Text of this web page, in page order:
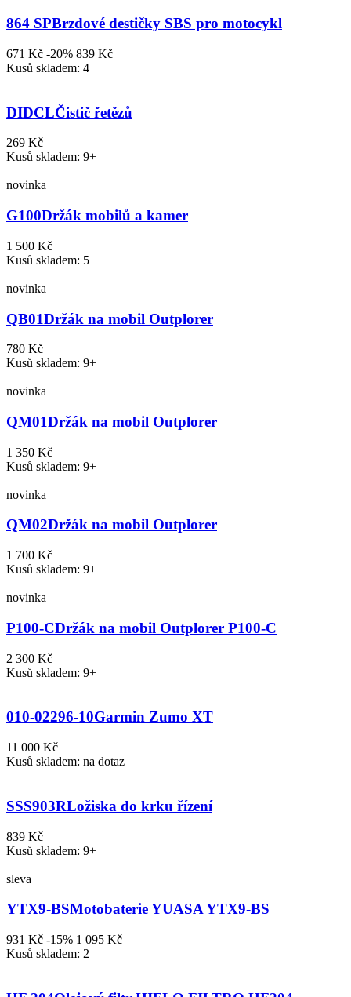
864 SPBrzdové destičky SBS pro motocykl
671 Kč -20% 839 Kč
Kusů skladem: 4
DIDCLČistič řetězů
269 Kč
Kusů skladem: 9+
novinka
G100Držák mobilů a kamer
1 500 Kč
Kusů skladem: 5
novinka
QB01Držák na mobil Outplorer
780 Kč
Kusů skladem: 9+
novinka
QM01Držák na mobil Outplorer
1 350 Kč
Kusů skladem: 9+
novinka
QM02Držák na mobil Outplorer
1 700 Kč
Kusů skladem: 9+
novinka
P100-CDržák na mobil Outplorer P100-C
2 300 Kč
Kusů skladem: 9+
010-02296-10Garmin Zumo XT
11 000 Kč
Kusů skladem: na dotaz
SSS903RLožiska do krku řízení
839 Kč
Kusů skladem: 9+
sleva
YTX9-BSMotobaterie YUASA YTX9-BS
931 Kč -15% 1 095 Kč
Kusů skladem: 2